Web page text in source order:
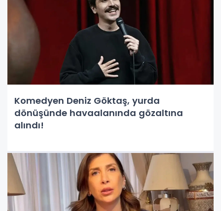
Komedyen Deniz Göktaş, yurda
dönüşünde havaalanında gözaltına
alındı!